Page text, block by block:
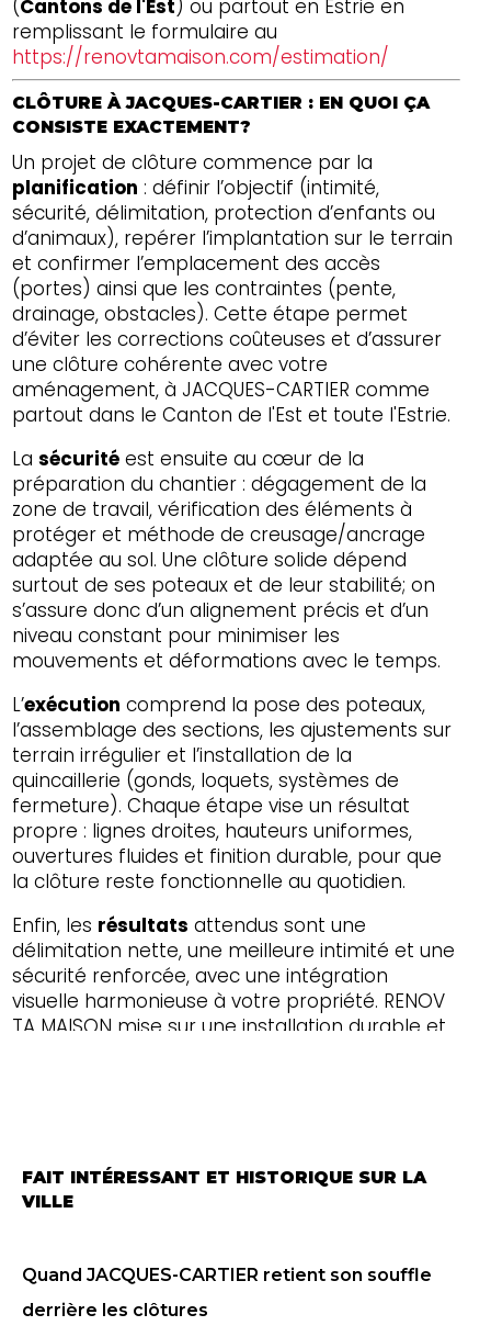
(Cantons de l'Est) ou partout en Estrie en
remplissant le formulaire au
https://renovtamaison.com/estimation/
CLÔTURE À JACQUES-CARTIER : EN QUOI ÇA
CONSISTE EXACTEMENT?
Un projet de clôture commence par la
planification : définir l’objectif (intimité,
sécurité, délimitation, protection d’enfants ou
d’animaux), repérer l’implantation sur le terrain
et confirmer l’emplacement des accès
(portes) ainsi que les contraintes (pente,
drainage, obstacles). Cette étape permet
d’éviter les corrections coûteuses et d’assurer
une clôture cohérente avec votre
aménagement, à JACQUES-CARTIER comme
partout dans le Canton de l'Est et toute l'Estrie.
Lasécurité est ensuite au cœur de la
préparation du chantier : dégagement de la
zone de travail, vérification des éléments à
protéger et méthode de creusage/ancrage
adaptée au sol. Une clôture solide dépend
surtout de ses poteaux et de leur stabilité; on
s’assure donc d’un alignement précis et d’un
niveau constant pour minimiser les
mouvements et déformations avec le temps.
L’exécution comprend la pose des poteaux,
l’assemblage des sections, les ajustements sur
terrain irrégulier et l’installation de la
quincaillerie (gonds, loquets, systèmes de
fermeture). Chaque étape vise un résultat
propre : lignes droites, hauteurs uniformes,
ouvertures fluides et finition durable, pour que
la clôture reste fonctionnelle au quotidien.
Enfin, les résultats attendus sont une
délimitation nette, une meilleure intimité et une
sécurité renforcée, avec une intégration
visuelle harmonieuse à votre propriété. RENOV
TA MAISON mise sur une installation durable et
FAIT INTÉRESSANT ET HISTORIQUE SUR LA
VILLE
Quand JACQUES-CARTIER retient son souffle
derrière les clôtures